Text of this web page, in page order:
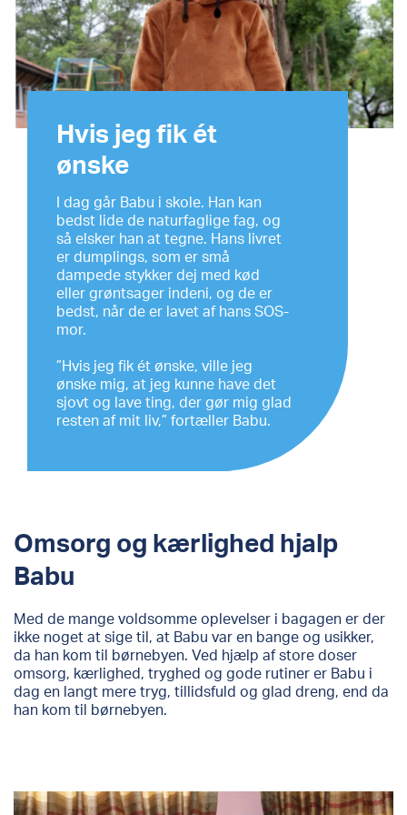
Hvis jeg fik ét
ønske
I dag går Babu i skole. Han kan
bedst lide de naturfaglige fag, og
så elsker han at tegne. Hans livret
er dumplings, som er små
dampede stykker dej med kød
eller grøntsager indeni, og de er
bedst, når de er lavet af hans SOS-
mor.
”Hvis jeg fik ét ønske, ville jeg
ønske mig, at jeg kunne have det
sjovt og lave ting, der gør mig glad
resten af mit liv,” fortæller Babu.
Omsorg og kærlighed hjalp
Babu
Med de mange voldsomme oplevelser i bagagen er der
ikke noget at sige til, at Babu var en bange og usikker,
da han kom til børnebyen. Ved hjælp af store doser
omsorg, kærlighed, tryghed og gode rutiner er Babu i
dag en langt mere tryg, tillidsfuld og glad dreng, end da
han kom til børnebyen.